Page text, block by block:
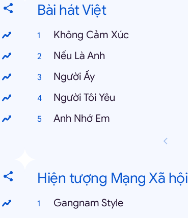
Bài hát Việt
Không Cảm Xúc
Nếu Là Anh
Người Ấy
Người Tôi Yêu
Anh Nhớ Em
Hiện tượng Mạng Xã hội
Gangnam Style